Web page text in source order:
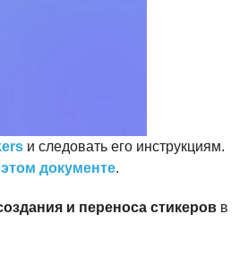
и следовать его инструкциям.
этом документе.
и переноса стикеровв